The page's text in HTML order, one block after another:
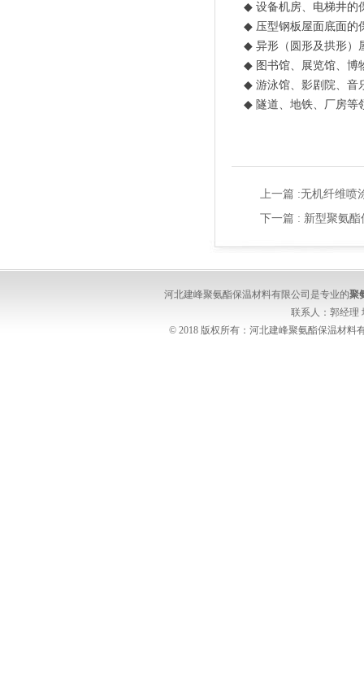
◆ 设备机房、电梯井的
◆ 压型钢板屋面底面的
◆ 异形（圆形及拱形）
◆ 图书馆、展览馆、博
◆ 游泳馆、影剧院、音
◆ 隧道、地铁、厂房等
上一篇 :无机纤维喷
下一篇 : 新型聚氨
河北建峰聚氨酯保温材料有限公司是专业的聚
联系人：郭经理
© 2018 版权所有：河北建峰聚氨酯保温材